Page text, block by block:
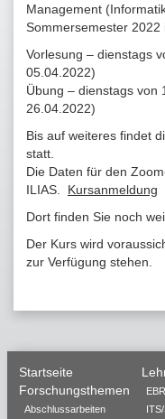
Management
Sommersemester
Vorlesung – dienstags
05.04.2022)
Übung – dienstags von
26.04.2022)
Bis auf weiteres findet
statt.
Die Daten für den
ILIAS. Kursanmeldung
Dort finden Sie noch
Der Kurs wird
zur Verfügung stehen.
Startseite
Forschungsthemen
Abschlussarbeiten
EBR